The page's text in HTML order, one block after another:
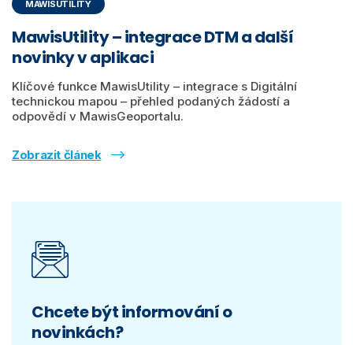
MAWISUTILITY
MawisUtility – integrace DTM a další
novinky v aplikaci
Klíčové funkce MawisUtility – integrace s Digitální
technickou mapou – přehled podaných žádostí a
odpovědí v MawisGeoportalu.
Zobrazit článek
Chcete být informování o
novinkách?